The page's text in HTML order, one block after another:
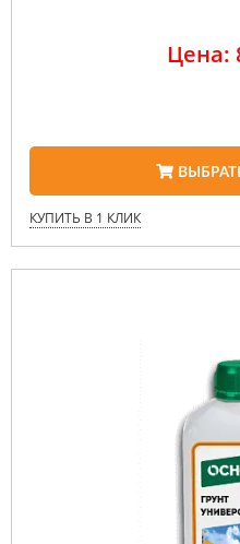
Цена:
КУПИТЬ В 1 КЛИК